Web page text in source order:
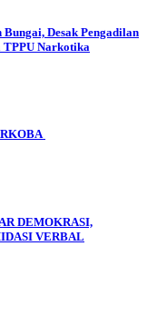
Desak Pengadilan
Narkotika
DEMOKRASI,
VERBAL